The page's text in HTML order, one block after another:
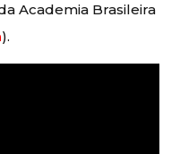
Academia Brasileira
).